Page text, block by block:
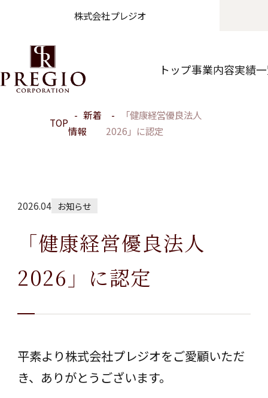
株式会社プレジオ
トップ事業内容実績
TOP
新着
情報
「健康経営優良法人
2026」に認定
2026.04 お知らせ
「健康経営優良法人
2026」に認定
平素より株式会社プレジオをご愛顧いただ
き、ありがとうございます。